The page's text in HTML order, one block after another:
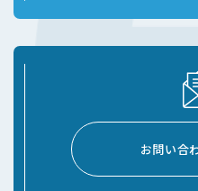
ザーの個別同意に基づい
た場合、当社は以下の情
2.利用目的
本サービスのサービス提供
お問い合